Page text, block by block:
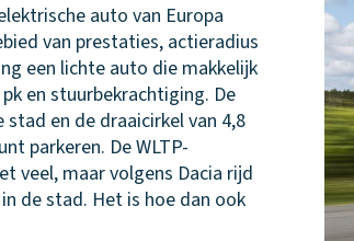
auto van Europa
van prestaties, actieradius
een lichte auto die makkelijk
en stuurbekrachtiging. De
en de draaicirkel van 4,8
parkeren. De WLTP-
veel, maar volgens Dacia rijd
de stad. Het is hoe dan ook